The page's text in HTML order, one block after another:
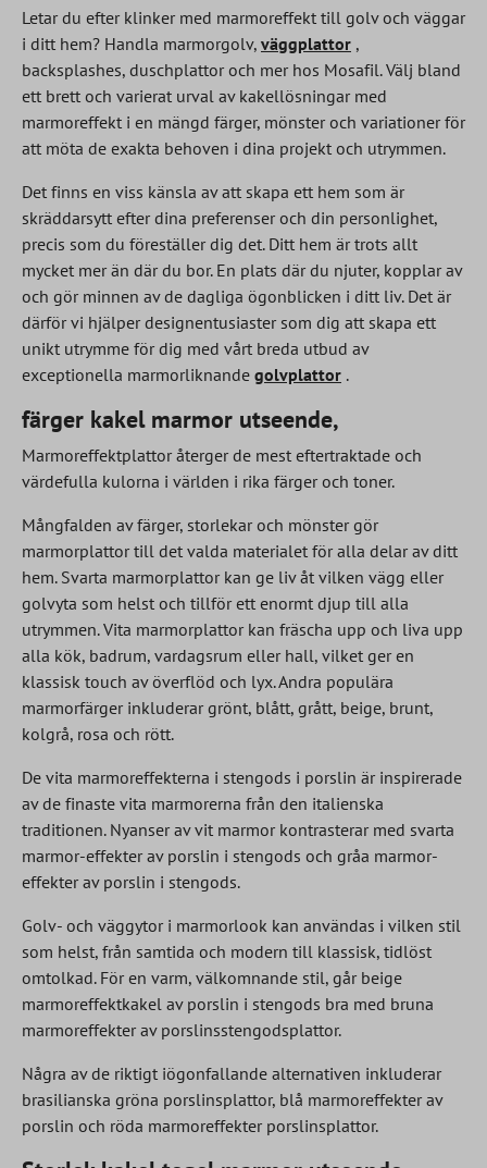
Letar du efter klinker med marmoreffekt till golv och väggar
i ditt hem? Handla marmorgolv, väggplattor ,
backsplashes, duschplattor och mer hos Mosafil. Välj bland
ett brett och varierat urval av kakellösningar med
marmoreffekt i en mängd färger, mönster och variationer för
att möta de exakta behoven i dina projekt och utrymmen.
Det finns en viss känsla av att skapa ett hem som är
skräddarsytt efter dina preferenser och din personlighet,
precis som du föreställer dig det. Ditt hem är trots allt
mycket mer än där du bor. En plats där du njuter, kopplar av
och gör minnen av de dagliga ögonblicken i ditt liv. Det är
därför vi hjälper designentusiaster som dig att skapa ett
unikt utrymme för dig med vårt breda utbud av
exceptionella marmorliknande golvplattor .
färger kakel marmor utseende,
Marmoreffektplattor återger de mest eftertraktade och
värdefulla kulorna i världen i rika färger och toner.
Mångfalden av färger, storlekar och mönster gör
marmorplattor till det valda materialet för alla delar av ditt
hem. Svarta marmorplattor kan ge liv åt vilken vägg eller
golvyta som helst och tillför ett enormt djup till alla
utrymmen. Vita marmorplattor kan fräscha upp och liva upp
alla kök, badrum, vardagsrum eller hall, vilket ger en
klassisk touch av överflöd och lyx. Andra populära
marmorfärger inkluderar grönt, blått, grått, beige, brunt,
kolgrå, rosa och rött.
De vita marmoreffekterna i stengods i porslin är inspirerade
av de finaste vita marmorerna från den italienska
traditionen. Nyanser av vit marmor kontrasterar med svarta
marmor-effekter av porslin i stengods och gråa marmor-
effekter av porslin i stengods.
Golv- och väggytor i marmorlook kan användas i vilken stil
som helst, från samtida och modern till klassisk, tidlöst
omtolkad. För en varm, välkomnande stil, går beige
marmoreffektkakel av porslin i stengods bra med bruna
marmoreffekter av porslinsstengodsplattor.
Några av de riktigt iögonfallande alternativen inkluderar
brasilianska gröna porslinsplattor, blå marmoreffekter av
porslin och röda marmoreffekter porslinsplattor.